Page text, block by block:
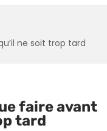
ne soit trop tard
faire avant
tard